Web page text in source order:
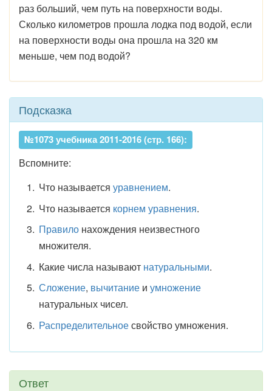
раз больший, чем путь на поверхности воды.
Сколько километров прошла лодка под водой, если
на поверхности воды она прошла на 320 км
меньше, чем под водой?
Подсказка
№1073 учебника 2011-2016 (стр. 166):
Вспомните:
Что называется уравнением.
Что называется корнем уравнения.
Правилонахождения неизвестного
множителя.
Какие числа называют натуральными.
Сложение, вычитаниеи умножение
натуральных чисел.
Распределительноесвойство умножения.
Ответ